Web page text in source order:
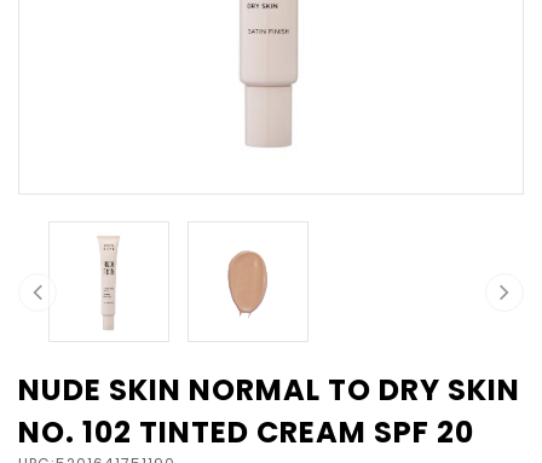
NUDE SKIN NORMAL TO DRY SKIN
NO. 102 TINTED CREAM SPF 20